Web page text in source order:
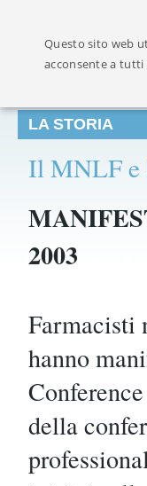
LA STORIA
Il MNLF e
2003
Farmacisti
hanno
della
Questo sito web
acconsente a